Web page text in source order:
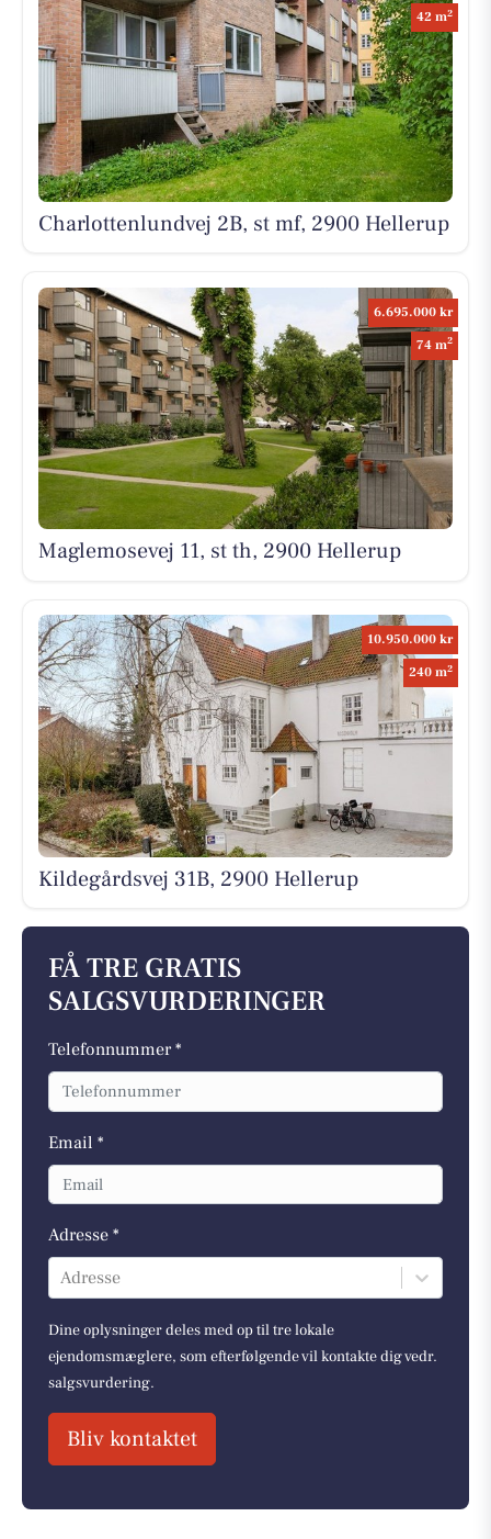
42 m2
Charlottenlundvej 2B, st mf, 2900 Hellerup
6.695.000 kr
74 m2
Maglemosevej 11, st th, 2900 Hellerup
10.950.000 kr
240 m2
Kildegårdsvej 31B, 2900 Hellerup
FÅ TRE GRATIS
SALGSVURDERINGER
Telefonnummer *
Email *
Adresse *
Adresse
Dine oplysninger deles med op til tre lokale
ejendomsmæglere, som efterfølgende vil kontakte dig vedr.
salgsvurdering.
Bliv kontaktet